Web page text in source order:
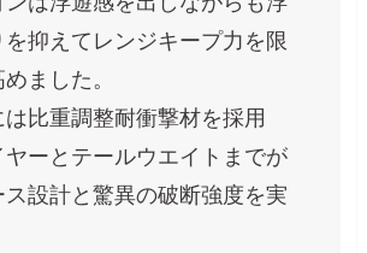
を抑えてレンジキープ力を限
ました。
は比重調整耐衝撃材を採用
ヤーとテールウエイトまでが
ス設計と驚異の破断強度を実